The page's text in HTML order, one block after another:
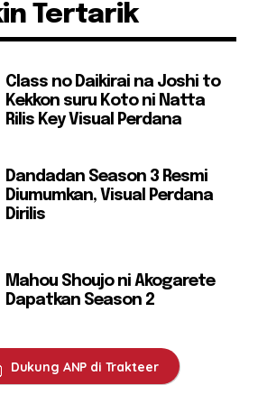
Tertarik
Class no Daikirai na Joshi to
Kekkon suru Koto ni Natta
Rilis Key Visual Perdana
Dandadan Season 3 Resmi
Diumumkan, Visual Perdana
Dirilis
Mahou Shoujo ni Akogarete
Dapatkan Season 2
Dukung ANP di Trakteer